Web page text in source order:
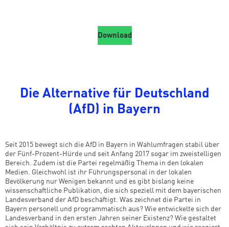
Download
Die Alternative für Deutschland
(AfD) in Bayern
Seit 2015 bewegt sich die AfD in Bayern in Wahlumfragen stabil über
der Fünf-Prozent-Hürde und seit Anfang 2017 sogar im zweistelligen
Bereich. Zudem ist die Partei regelmäßig Thema in den lokalen
Medien. Gleichwohl ist ihr Führungspersonal in der lokalen
Bevölkerung nur Wenigen bekannt und es gibt bislang keine
wissenschaftliche Publikation, die sich speziell mit dem bayerischen
Landesverband der AfD beschäftigt. Was zeichnet die Partei in
Bayern personell und programmatisch aus? Wie entwickelte sich der
Landesverband in den ersten Jahren seiner Existenz? Wie gestaltet